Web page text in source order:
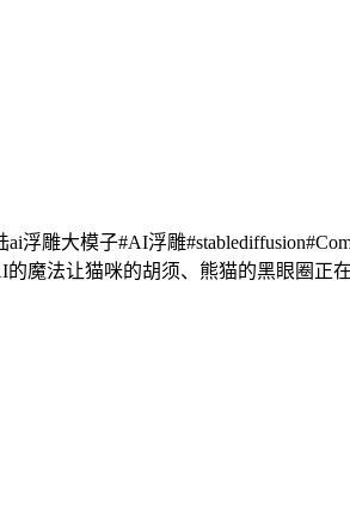
雕大模子#AI浮雕
魔法让猫咪的胡须、熊猫的黑眼圈正